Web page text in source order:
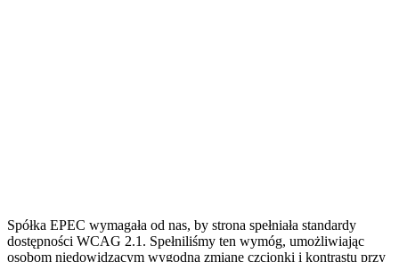
Spółka EPEC wymagała od nas, by strona spełniała standardy
dostępności WCAG 2.1. Spełniliśmy ten wymóg, umożliwiając
osobom niedowidzącym wygodną zmianę czcionki i kontrastu przy